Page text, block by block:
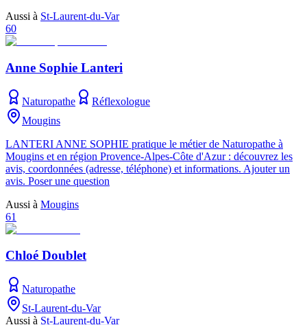
Aussi à St-Laurent-du-Var
60
Anne Sophie Lanteri
Naturopathe
Réflexologue
Mougins
LANTERI ANNE SOPHIE pratique le métier de Naturopathe à
Mougins et en région Provence-Alpes-Côte d'Azur : découvrez les
avis, coordonnées (adresse, téléphone) et informations. Ajouter un
avis. Poser une question
Aussi à Mougins
61
Chloé Doublet
Naturopathe
St-Laurent-du-Var
Aussi à St-Laurent-du-Var